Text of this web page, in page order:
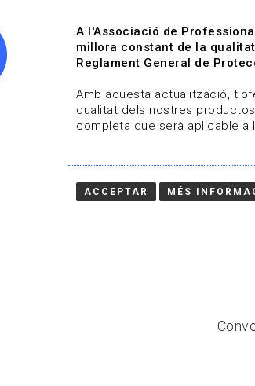
Qui som
A l'Associació de
millora constant de la
Reglament General de
Amb aquesta actualització,
qualitat dels nostres
completa que serà aplicable
ACCEPTAR MÉS